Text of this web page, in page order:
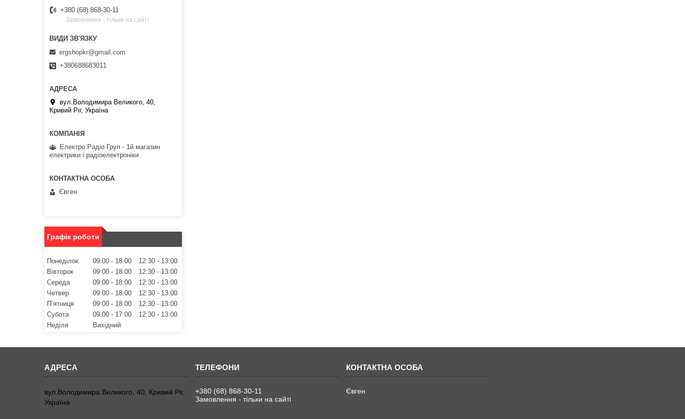
+380 (68) 868-30-11
Замовлення - тільки на сайті
ergshopkr@gmail.com
+380688683011
вул.Володимира Великого, 40,
Кривий Ріг, Україна
Електро Радіо Груп - 1й магазин
електрики і радіоелектроніки
Євген
Графік роботи
Понеділок 09:00 18:00 12:30
13:00
Вівторок
09:00 18:00 12:30
13:00
Середа
09:00 18:00 12:30
13:00
Четвер
09:00 18:00 12:30
13:00
Пʼятниця
09:00 18:00 12:30
13:00
Субота
09:00 17:00 12:30
13:00
Неділя
Вихідний
вул.Володимира Великого, 40, Кривий Ріг,
Україна
+380 (68) 868-30-11
Замовлення - тільки на сайті
Євген